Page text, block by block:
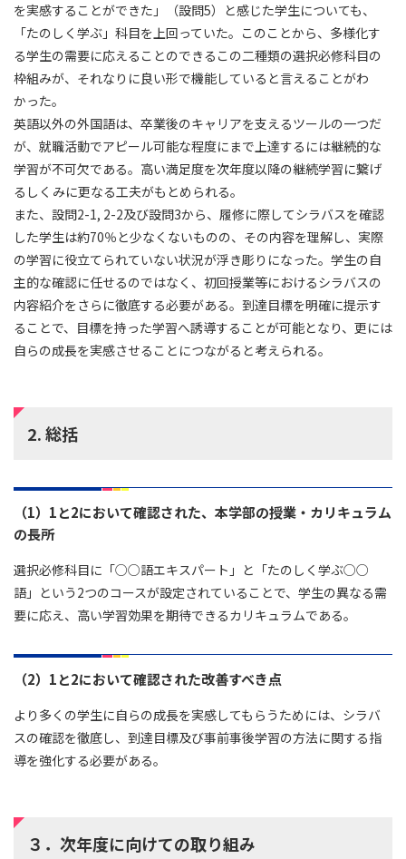
を実感することができた」（設問5）と感じた学生についても、
「たのしく学ぶ」科目を上回っていた。このことから、多様化す
る学生の需要に応えることのできるこの二種類の選択必修科目の
枠組みが、それなりに良い形で機能していると言えることがわ
かった。
英語以外の外国語は、卒業後のキャリアを支えるツールの一つだ
が、就職活動でアピール可能な程度にまで上達するには継続的な
学習が不可欠である。高い満足度を次年度以降の継続学習に繋げ
るしくみに更なる工夫がもとめられる。
また、設問2-1, 2-2及び設問3から、履修に際してシラバスを確認
した学生は約70％と少なくないものの、その内容を理解し、実際
の学習に役立てられていない状況が浮き彫りになった。学生の自
主的な確認に任せるのではなく、初回授業等におけるシラバスの
内容紹介をさらに徹底する必要がある。到達目標を明確に提示す
ることで、目標を持った学習へ誘導することが可能となり、更には
自らの成長を実感させることにつながると考えられる。
2. 総括
（1）1と2において確認された、本学部の授業・カリキュラム
の長所
選択必修科目に「○○語エキスパート」と「たのしく学ぶ○○
語」という2つのコースが設定されていることで、学生の異なる需
要に応え、高い学習効果を期待できるカリキュラムである。
（2）1と2において確認された改善すべき点
より多くの学生に自らの成長を実感してもらうためには、シラバ
スの確認を徹底し、到達目標及び事前事後学習の方法に関する指
導を強化する必要がある。
３．次年度に向けての取り組み